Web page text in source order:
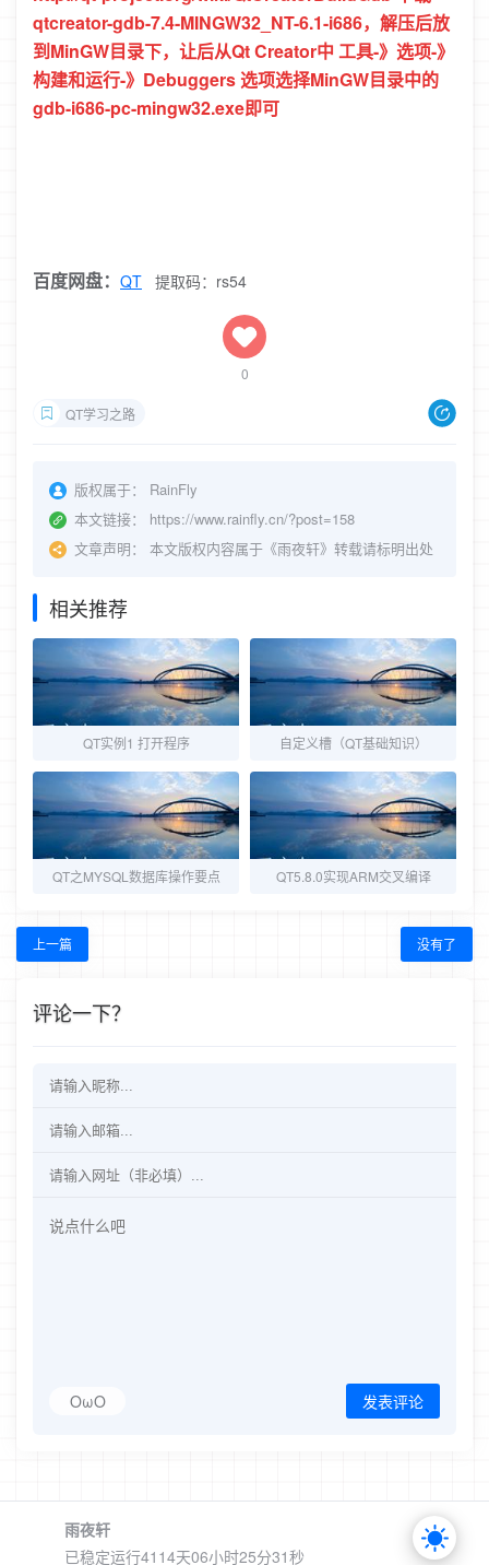
qtcreator-gdb-7.4-MINGW32_NT-6.1-i686，解压后放
到MinGW目录下，让后从Qt Creator中 工具-》选项-》
构建和运行-》Debuggers 选项选择MinGW目录中的
gdb-i686-pc-mingw32.exe即可
百度网盘： QT 提取码：rs54
0
QT学习之路
版权属于：
RainFly
本文链接：
https://www.rainfly.cn/?post=158
文章声明：
本文版权内容属于《雨夜轩》转载请标明出处
相关推荐
QT实例1 打开程序 自定义槽（QT基础知识）
QT之MYSQL数据库操作要点 QT5.8.0实现ARM交叉编译
上一篇 没有了
评论一下？
OωO 发表评论
雨夜轩
已稳定运行4114天06小时25分32秒